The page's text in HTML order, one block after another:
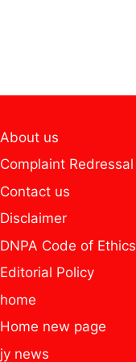
About us
Complaint Redressal
Contact us
Disclaimer
DNPA Code of Ethics
Editorial Policy
home
Home new page
jy news